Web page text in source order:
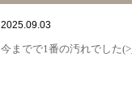
2025.09.03
今までで1番の汚れでした(>_